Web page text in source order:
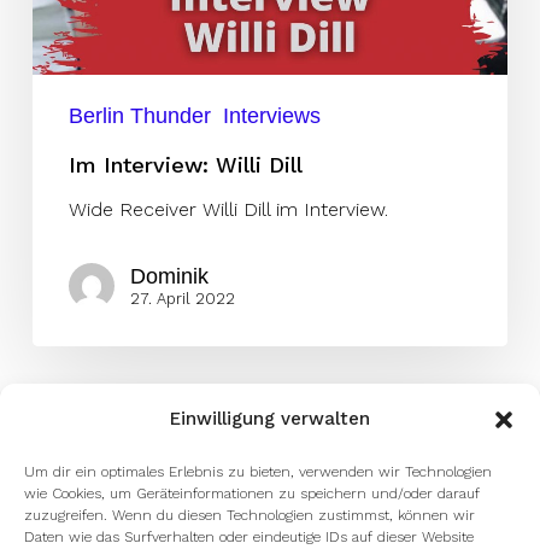
Einwilligung verwalten
Um dir ein optimales Erlebnis zu bieten, verwenden wir Technologien
wie Cookies, um Geräteinformationen zu speichern und/oder darauf
zuzugreifen. Wenn du diesen Technologien zustimmst, können wir
Daten wie das Surfverhalten oder eindeutige IDs auf dieser Website
Berlin Thunder Interviews
Im Interview: Willi Dill
Wide Receiver Willi Dill im Interview.
Dominik
27. April 2022